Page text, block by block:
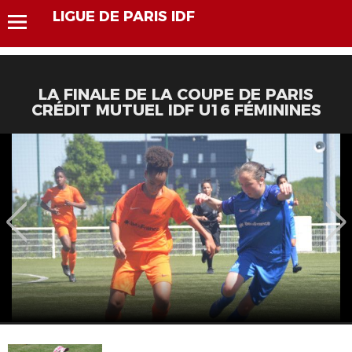
LIGUE DE PARIS IDF
LA FINALE DE LA COUPE DE PARIS
CRÉDIT MUTUEL IDF U16 FÉMININES